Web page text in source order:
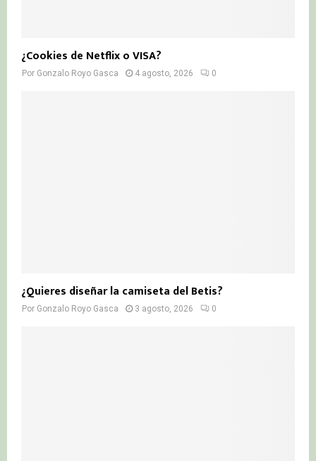
¿Cookies de Netflix o VISA?
Por Gonzalo Royo Gasca 4 agosto, 2026 0
¿Quieres diseñar la camiseta del Betis?
Por Gonzalo Royo Gasca 3 agosto, 2026 0